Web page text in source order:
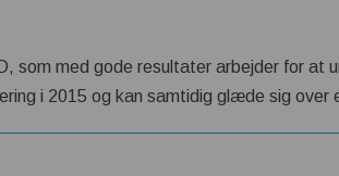
som med gode resultater arbejder for at
i 2015 og kan samtidig glæde sig over